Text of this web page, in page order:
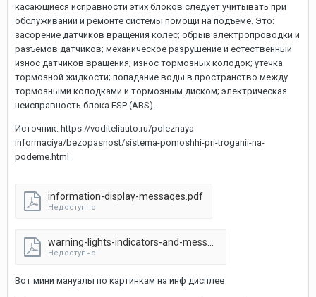
касающиеся исправности этих блоков следует учитывать при
обслуживании и ремонте системы помощи на подъеме. Это:
засорение датчиков вращения колес; обрыв электропроводки и
разъемов датчиков; механическое разрушение и естественный
износ датчиков вращения; износ тормозных колодок; утечка
тормозной жидкости; попадание воды в пространство между
тормозными колодками и тормозным диском; электрическая
неисправность блока ESP (ABS).
Источник: https://voditeliauto.ru/poleznaya-
informaciya/bezopasnost/sistema-pomoshhi-pri-troganii-na-
podeme.html
information-display-messages.pdf
Недоступно
Недоступно
Вот мини мануалы по картинкам на инф дисплее